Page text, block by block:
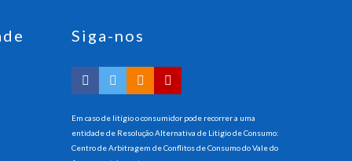
Siga-nos
Em caso de litígio o consumidor pode recorrer a uma
entidade de Resolução Alternativa de Litigio de Consumo:
Centro de Arbitragem de Conflitos de Consumo do Vale do